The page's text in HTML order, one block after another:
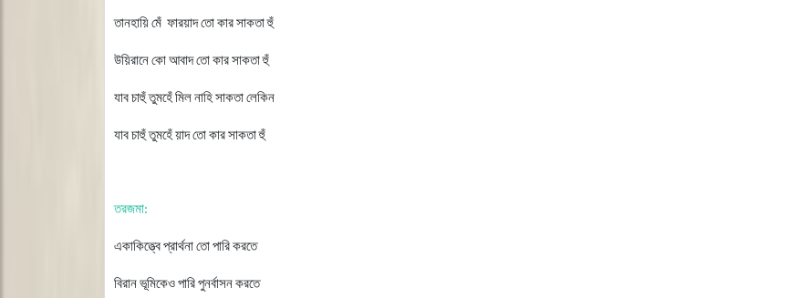
তানহায়িমেঁ ফারয়াদতোকারসাকতাহুঁ
উয়িরানেকোআবাদতোকারসাকতাহুঁ
যাবচাহুঁতুমহেঁমিলনাহিসাকতালেকিন
যাবচাহুঁতুমহেঁয়াদতোকারসাকতাহুঁ
তরজমা:
একাকিত্ত্বেপ্রার্থনাতোপারিকরতে
বিরানভূমিকেওপারিপুনর্বাসনকরতে